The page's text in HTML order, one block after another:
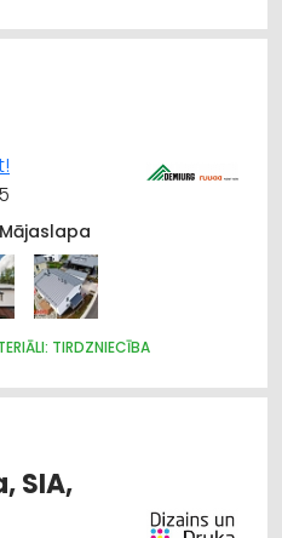
Mājaslapa
TIRDZNIECĪBA
SIA,